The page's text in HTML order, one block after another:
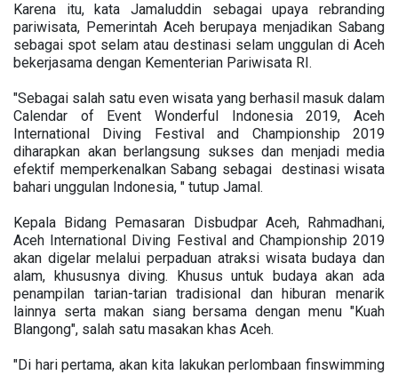
Karena itu, kata Jamaluddin sebagai upaya rebranding
pariwisata, Pemerintah Aceh berupaya menjadikan Sabang
sebagai spot selam atau destinasi selam unggulan di Aceh
bekerjasama dengan Kementerian Pariwisata RI.
"Sebagai salah satu even wisata yang berhasil masuk dalam
Calendar of Event Wonderful Indonesia 2019, Aceh
International Diving Festival and Championship 2019
diharapkan akan berlangsung sukses dan menjadi media
efektif memperkenalkan Sabang sebagai destinasi wisata
bahari unggulan Indonesia, " tutup Jamal.
Kepala Bidang Pemasaran Disbudpar Aceh, Rahmadhani,
Aceh International Diving Festival and Championship 2019
akan digelar melalui perpaduan atraksi wisata budaya dan
alam, khususnya diving. Khusus untuk budaya akan ada
penampilan tarian-tarian tradisional dan hiburan menarik
lainnya serta makan siang bersama dengan menu "Kuah
Blangong", salah satu masakan khas Aceh.
"Di hari pertama, akan kita lakukan perlombaan finswimming